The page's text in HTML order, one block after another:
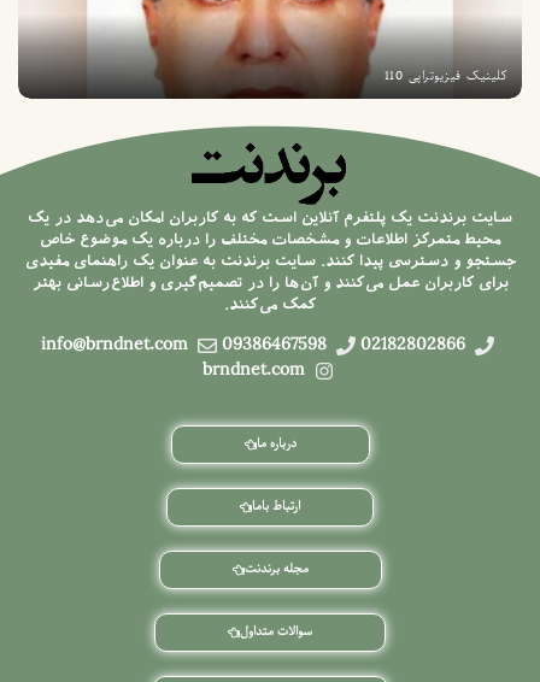
کلینیک فیزیوتراپی 110
سایت برندنت یک پلتفرم آنلاین است که به کاربران امکان می‌دهد در یک
محیط متمرکز اطلاعات و مشخصات مختلف را درباره یک موضوع خاص
جستجو و دسترسی پیدا کنند. سایت برندنت به عنوان یک راهنمای مفیدی
برای کاربران عمل می‌کنند و آن‌ها را در تصمیم‌گیری و اطلاع‌رسانی بهتر
کمک می‌کنند.
02182802866
09386467598
info@brndnet.com
brndnet.com
درباره ما
ارتباط باما
مجله برندنت
سوالات متداول